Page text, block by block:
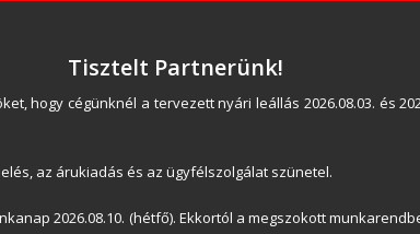
TERMÉKLEÍRÁS:
A Classic 4 gombos, összetolható távirányító,
és feltörés biztos rádiórendszerrel, a jól ismert
Modern, kompakt dizájn nemesacél
Tisztelt Partnerünk!
hogy cégünknél a tervezett nyári leállás 2026.08.03. és
az árukiadás és az ügyfélszolgálat szünetel.
2026.08.10. (hétfő). Ekkortól a megszokott